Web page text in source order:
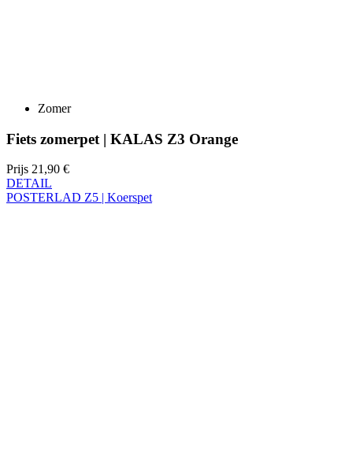
Zomer
Fiets zomerpet | KALAS Z3 Orange
Prijs 21,90 €
DETAIL
POSTERLAD Z5 | Koerspet